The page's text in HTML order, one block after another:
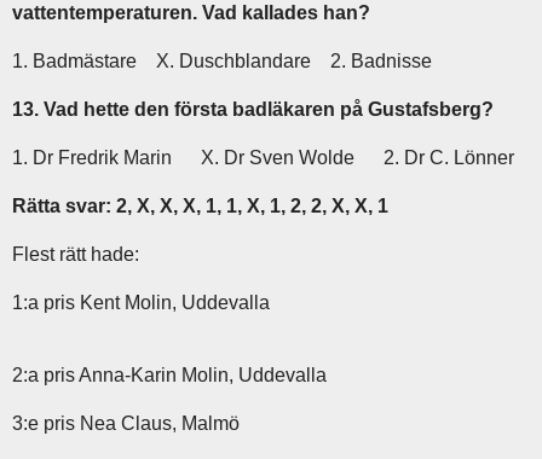
vattentemperaturen. Vad kallades han?
1. Badmästare X. Duschblandare 2. Badnisse
13. Vad hette den första badläkaren på Gustafsberg?
1. Dr Fredrik Marin X. Dr Sven Wolde 2. Dr C. Lönner
Rätta svar: 2, X, X, X, 1, 1, X, 1, 2, 2, X, X, 1
Flest rätt hade:
1:a pris Kent Molin, Uddevalla
2:a pris Anna-Karin Molin, Uddevalla
3:e pris Nea Claus, Malmö